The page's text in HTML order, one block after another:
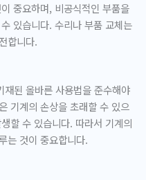
중요하며, 비공식적인 부품을
있습니다. 수리나 부품 교체는
합니다.
된 올바른 사용법을 준수해야
기계의 손상을 초래할 수 있으
할 수 있습니다. 따라서 기계의
는 것이 중요합니다.